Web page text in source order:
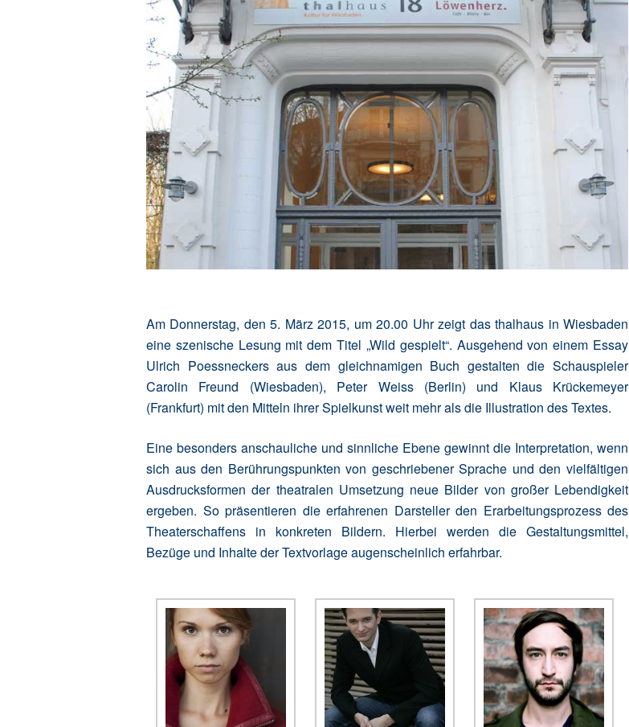
Am Donnerstag, den 5. März 2015, um 20.00 Uhr zeigt das thalhaus in Wiesbaden
eine szenische Lesung mit dem Titel „Wild gespielt“. Ausgehend von einem Essay
Ulrich Poessneckers aus dem gleichnamigen Buch gestalten die Schauspieler
Carolin Freund (Wiesbaden), Peter Weiss (Berlin) und Klaus Krückemeyer
(Frankfurt) mit den Mitteln ihrer Spielkunst weit mehr als die Illustration des Textes.
Eine besonders anschauliche und sinnliche Ebene gewinnt die Interpretation, wenn
sich aus den Berührungspunkten von geschriebener Sprache und den vielfältigen
Ausdrucksformen der theatralen Umsetzung neue Bilder von großer Lebendigkeit
ergeben. So präsentieren die erfahrenen Darsteller den Erarbeitungsprozess des
Theaterschaffens in konkreten Bildern. Hierbei werden die Gestaltungsmittel,
Bezüge und Inhalte der Textvorlage augenscheinlich erfahrbar.